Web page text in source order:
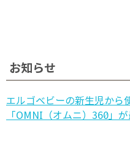
お知らせ
エルゴベビーの新生児から
「OMNI（オムニ）360」